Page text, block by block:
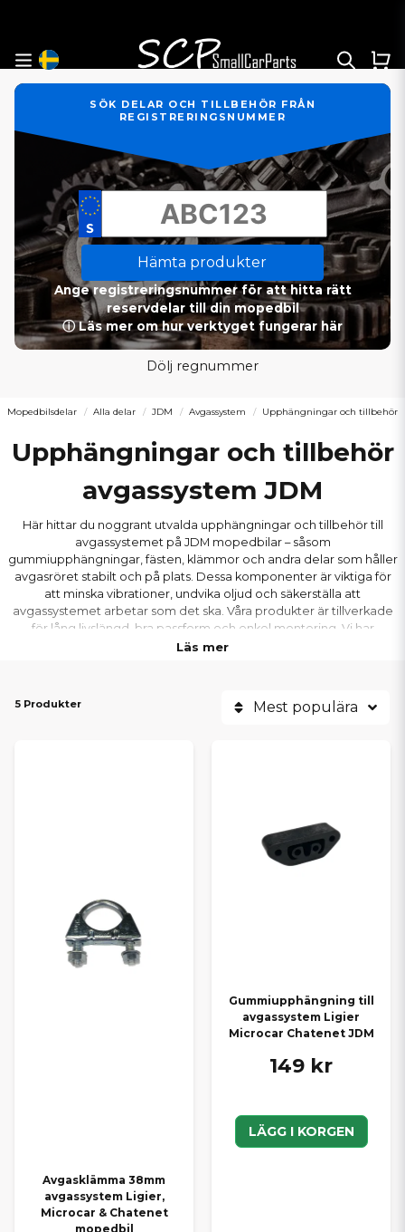
SÖK DELAR OCH TILLBEHÖR FRÅN
REGISTRERINGSNUMMER
Hämta produkter
Ange registreringsnummer för att hitta rätt
reservdelar till din mopedbil
ⓘ Läs mer om hur verktyget fungerar här
Dölj regnummer
Mopedbilsdelar Alla delar JDM Avgassystem Upphängningar och tillbehör
Upphängningar och tillbehör
avgassystem JDM
Här hittar du noggrant utvalda upphängningar och tillbehör till
avgassystemet på JDM mopedbilar – såsom
gummiupphängningar, fästen, klämmor och andra delar som håller
avgasröret stabilt och på plats. Dessa komponenter är viktiga för
att minska vibrationer, undvika oljud och säkerställa att
avgassystemet arbetar som det ska. Våra produkter är tillverkade
för lång livslängd, bra passform och enkel montering. Vi har
upphängningar och tillbehör som passar populära JDM-modeller
Läs mer
5 Produkter Mest populära
Avgasklämma 38mm
avgassystem Ligier,
Microcar & Chatenet
mopedbil
Gummiupphängning till
avgassystem Ligier
Microcar Chatenet JDM
149 kr
LÄGG I KORGEN